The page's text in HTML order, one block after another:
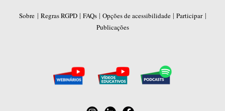
Sobre | Regras RGPD| FAQs| Opções de acessibilidade| Participar|
Publicações